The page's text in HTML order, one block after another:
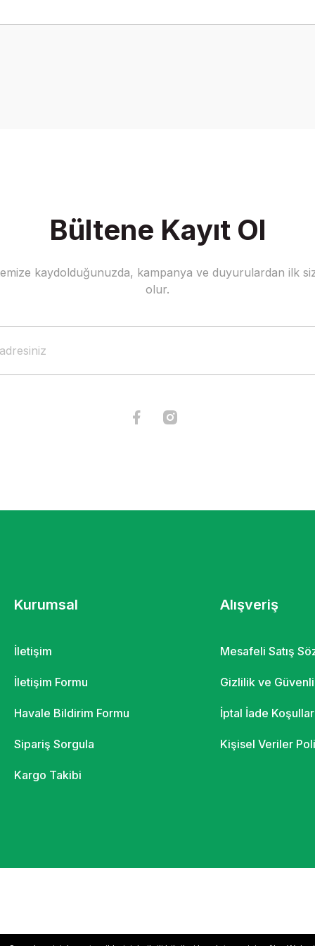
Gönder
Bültene Kayıt Ol
kaydolduğunuzda, kampanya ve duyurulardan ilk
olur.
Kurumsal
İletişim
İletişim Formu
Havale Bildirim Formu
Sipariş Sorgula
Kargo Takibi
Alışveriş
Mesafeli Satış
Gizlilik ve
İptal İade
Kişisel Veriler